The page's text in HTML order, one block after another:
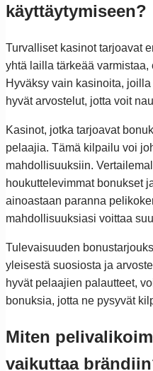
käyttäytymiseen?
Turvalliset kasinot tarjoavat
yhtä lailla tärkeää
Hyväksy vain kasinoita,
hyvät arvostelut, jotta voit
Kasinot, jotka tarjoavat
pelaajia. Tämä kilpailu voi
mahdollisuuksiin.
houkuttelevimmat bonukset
ainoastaan paranna
mahdollisuuksiasi voittaa
Tulevaisuuden
yleisestä suosiosta ja
hyvät pelaajien palautteet,
bonuksia, jotta ne pysyvät
Miten
vaikuttaa